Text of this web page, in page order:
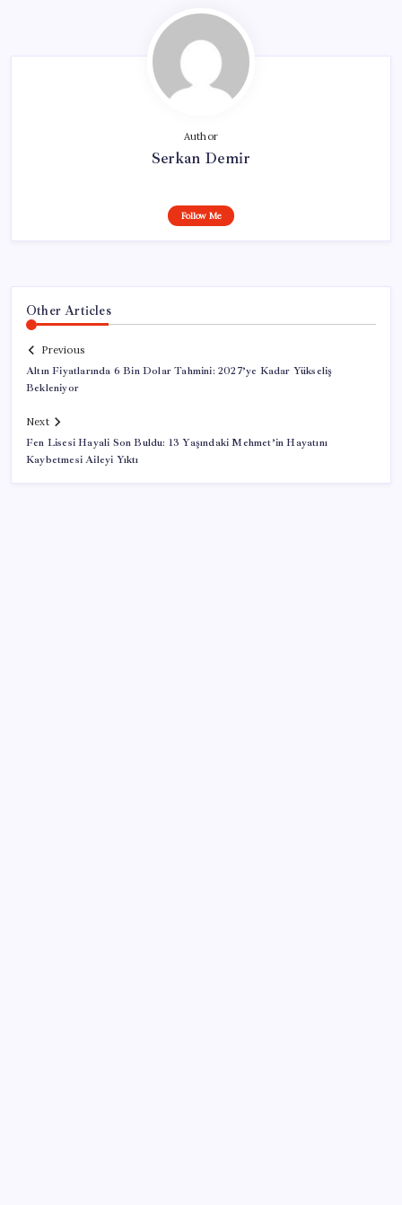
Author
Serkan Demir
Follow Me
Other Articles
Previous
Altın Fiyatlarında 6 Bin Dolar Tahmini: 2027’ye Kadar Yükseliş
Bekleniyor
Next
Fen Lisesi Hayali Son Buldu: 13 Yaşındaki Mehmet’in Hayatını
Kaybetmesi Aileyi Yıktı